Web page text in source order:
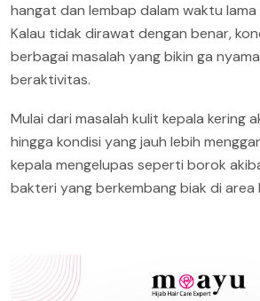
hangat dan lembap dalam waktu
Kalau tidak dirawat dengan benar,
berbagai masalah yang bikin ga
beraktivitas.
Mulai dari masalah kulit kepala kering
hingga kondisi yang jauh lebih
kepala mengelupas seperti borok
bakteri yang berkembang biak di area